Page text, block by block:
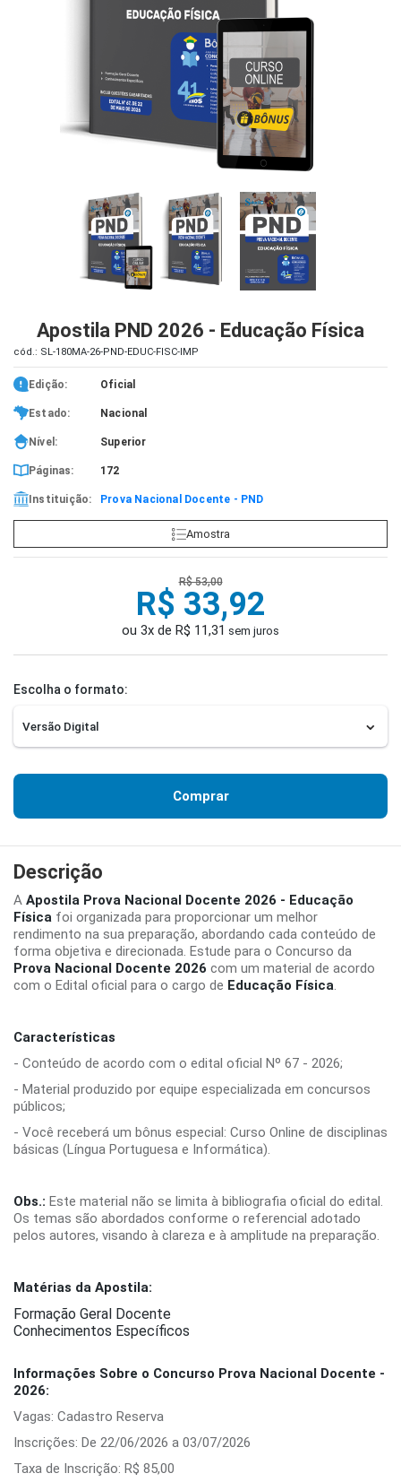
Apostila PND 2026 - Educação Física
cód.: SL-180MA-26-PND-EDUC-FISC-IMP
Edição: Oficial
Estado: Nacional
Nível: Superior
Páginas: 172
Instituição: Prova Nacional Docente - PND
Amostra
R$ 53,00
R$ 33,92
ou 3x de R$ 11,31 sem juros
Escolha o formato:
Comprar
Descrição
A Apostila Prova Nacional Docente 2026 - Educação
Física foi organizada para proporcionar um melhor
rendimento na sua preparação, abordando cada conteúdo de
forma objetiva e direcionada. Estude para o Concurso da
Prova Nacional Docente 2026 com um material de acordo
com o Edital oficial para o cargo de Educação Física.
Características
- Conteúdo de acordo com o edital oficial Nº 67 - 2026;
- Material produzido por equipe especializada em concursos
públicos;
- Você receberá um bônus especial: Curso Online de disciplinas
básicas (Língua Portuguesa e Informática).
Obs.: Este material não se limita à bibliografia oficial do edital.
Os temas são abordados conforme o referencial adotado
pelos autores, visando à clareza e à amplitude na preparação.
Matérias da Apostila:
Formação Geral Docente
Conhecimentos Específicos
Informações Sobre o Concurso Prova Nacional Docente -
2026:
Vagas: Cadastro Reserva
Inscrições: De 22/06/2026 a 03/07/2026
Taxa de Inscrição: R$ 85,00